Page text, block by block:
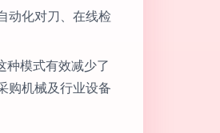
动化对刀、在线检
种模式有效减少了
购机械及行业设备